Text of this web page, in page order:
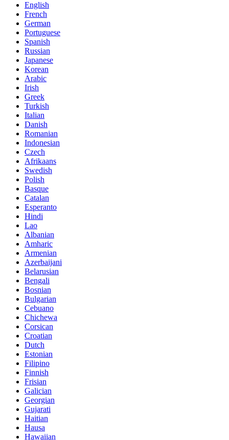
English
French
German
Portuguese
Spanish
Russian
Japanese
Korean
Arabic
Irish
Greek
Turkish
Italian
Danish
Romanian
Indonesian
Czech
Afrikaans
Swedish
Polish
Basque
Catalan
Esperanto
Hindi
Lao
Albanian
Amharic
Armenian
Azerbaijani
Belarusian
Bengali
Bosnian
Bulgarian
Cebuano
Chichewa
Corsican
Croatian
Dutch
Estonian
Filipino
Finnish
Frisian
Galician
Georgian
Gujarati
Haitian
Hausa
Hawaiian